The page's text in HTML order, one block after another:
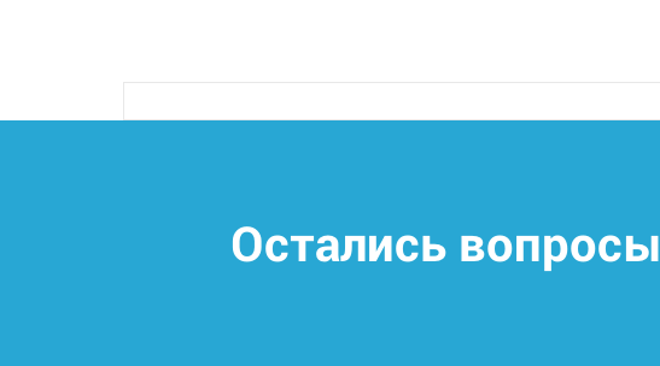
Остались вопросы